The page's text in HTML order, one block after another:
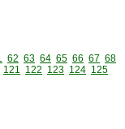
62 63 64 65 66 67 68
121 122 123 124 125